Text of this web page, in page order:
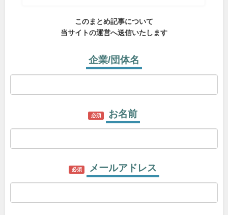
このまとめ記事について
当サイトの運営へ送信いたします
企業/団体名
必須 お名前
必須 メールアドレス